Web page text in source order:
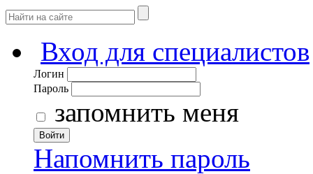
Вход для специалистов
Логин
Пароль
запомнить меня
Войти
Напомнить пароль